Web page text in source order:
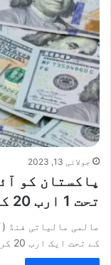
جولائی 13, 2023
پاکستان کو
تحت 1 ارب 20 کروڑ ڈالر مل گئے
عالمی مالیاتی فنڈ
کے تحت ایک ارب 20 کروڑ ڈالر کی پہلی…